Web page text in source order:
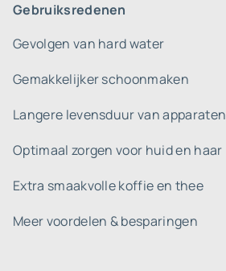
Gebruiksredenen
Gevolgen van hard water
Gemakkelijker schoonmaken
Langere levensduur van apparaten
Optimaal zorgen voor huid en haar
Extra smaakvolle koffie en thee
Meer voordelen & besparingen